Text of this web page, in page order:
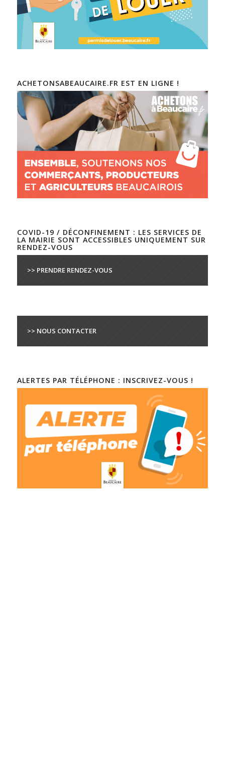
ACHETONSABEAUCAIRE.FR EST EN LIGNE !
COVID-19 / DÉCONFINEMENT : LES SERVICES DE
LA MAIRIE SONT ACCESSIBLES UNIQUEMENT SUR
RENDEZ-VOUS
>> PRENDRE RENDEZ-VOUS
>> NOUS CONTACTER
ALERTES PAR TÉLÉPHONE : INSCRIVEZ-VOUS !